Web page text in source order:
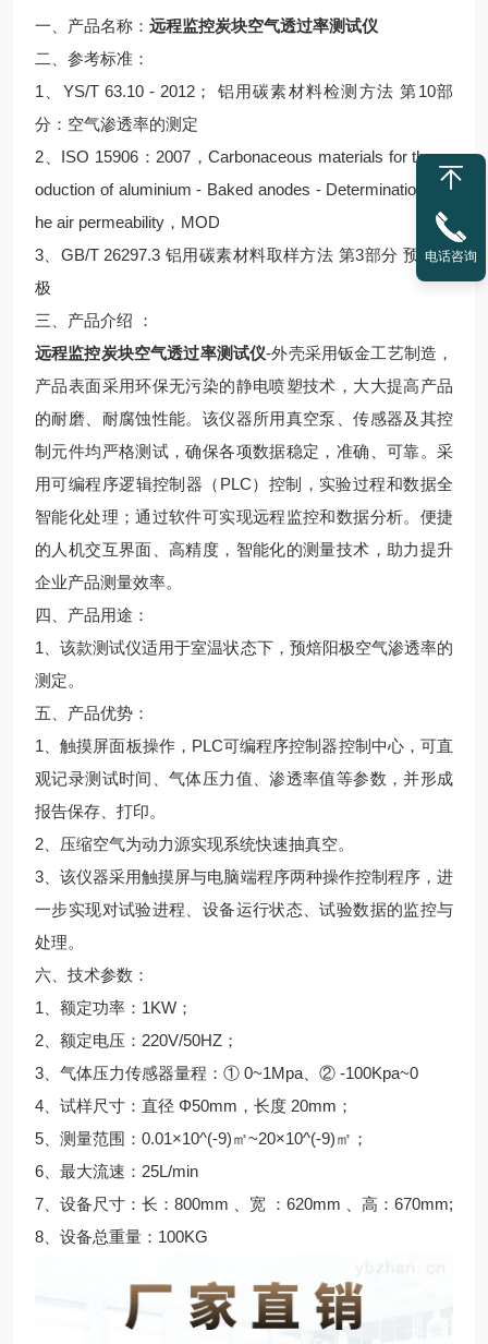
一、产品名称： 远程监控炭块空气透过率测试仪
二、参考标准：
1、YS/T 63.10 - 2012； 铝用碳素材料检测方法 第10部
分：空气渗透率的测定
2、ISO 15906：2007，Carbonaceous materials for the pr
oduction of aluminium - Baked anodes - Determination of t
he air permeability，MOD
3、GB/T 26297.3 铝用碳素材料取样方法 第3部分 预焙阳
极
三、产品介绍 ：
远程监控炭块空气透过率测试仪-外壳采用钣金工艺制造，
产品表面采用环保无污染的静电喷塑技术，大大提高产品
的耐磨、耐腐蚀性能。该仪器所用真空泵、传感器及其控
制元件均严格测试，确保各项数据稳定，准确、可靠。采
用可编程序逻辑控制器（PLC）控制，实验过程和数据全
智能化处理；通过软件可实现远程监控和数据分析。便捷
的人机交互界面、高精度，智能化的测量技术，助力提升
企业产品测量效率。
四、产品用途：
1、该款测试仪适用于室温状态下，预焙阳极空气渗透率的
测定。
五、产品优势：
1、触摸屏面板操作，PLC可编程序控制器控制中心，可直
观记录测试时间、气体压力值、渗透率值等参数，并形成
报告保存、打印。
2、压缩空气为动力源实现系统快速抽真空。
3、该仪器采用触摸屏与电脑端程序两种操作控制程序，进
一步实现对试验进程、设备运行状态、试验数据的监控与
处理。
六、技术参数：
1、额定功率：1KW；
2、额定电压：220V/50HZ；
3、气体压力传感器量程：① 0~1Mpa、② -100Kpa~0
4、试样尺寸：直径 Φ50mm，长度 20mm；
5、测量范围：0.01×10^(-9)㎡~20×10^(-9)㎡；
6、最大流速：25L/min
7、设备尺寸：长：800mm 、宽 ：620mm 、高：670mm;
8、设备总重量：100KG
电话咨询